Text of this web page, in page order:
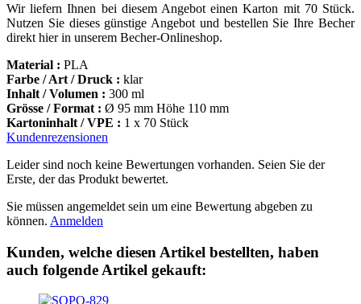
Wir liefern Ihnen bei diesem Angebot einen Karton mit 70 Stück.
Nutzen Sie dieses günstige Angebot und bestellen Sie Ihre Becher
direkt hier in unserem Becher-Onlineshop.
Material : PLA
Farbe / Art / Druck : klar
Inhalt / Volumen : 300 ml
Grösse / Format : Ø 95 mm Höhe 110 mm
Kartoninhalt / VPE : 1 x 70 Stück
Kundenrezensionen
Leider sind noch keine Bewertungen vorhanden. Seien Sie der
Erste, der das Produkt bewertet.
Sie müssen angemeldet sein um eine Bewertung abgeben zu
können. Anmelden
Kunden, welche diesen Artikel bestellten, haben
auch folgende Artikel gekauft: